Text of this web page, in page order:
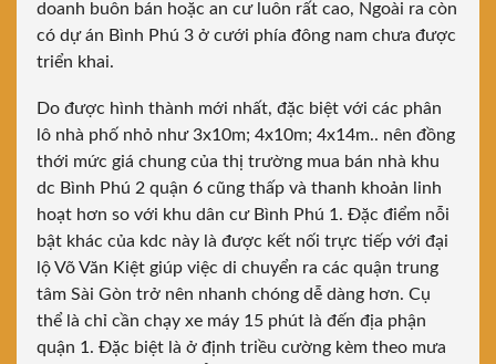
doanh buôn bán hoặc an cư luôn rất cao, Ngoài ra còn
có dự án Bình Phú 3 ở cưới phía đông nam chưa được
triển khai.
Do được hình thành mới nhất, đặc biệt với các phân
lô nhà phố nhỏ như 3x10m; 4x10m; 4x14m.. nên đồng
thới mức giá chung của thị trường mua bán nhà khu
dc Bình Phú 2 quận 6 cũng thấp và thanh khoản linh
hoạt hơn so với khu dân cư Bình Phú 1. Đặc điểm nỗi
bật khác của kdc này là được kết nối trực tiếp với đại
lộ Võ Văn Kiệt giúp việc di chuyển ra các quận trung
tâm Sài Gòn trở nên nhanh chóng dễ dàng hơn. Cụ
thể là chỉ cần chạy xe máy 15 phút là đến địa phận
quận 1. Đặc biệt là ở định triều cường kèm theo mưa